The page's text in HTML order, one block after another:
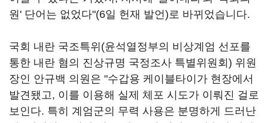
원' 단어는 없었다"(6일 헌재 발언)로 바뀌었습니다.
국회 내란 국조특위(윤석열정부의 비상계엄 선포를
통한 내란 혐의 진상규명 국정조사 특별위원회) 위원
장인 안규백 의원은 "수갑용 케이블타이가 현장에서
발견됐고, 이를 이용해 실제 체포 시도가 이뤄진 걸로
보인다. 특히 계엄군의 무력 사용은 분명하게 드러난